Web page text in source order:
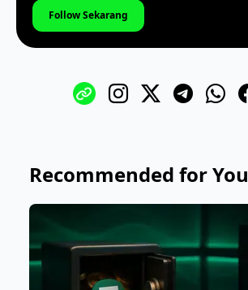
Follow Sekarang
Recommended for You